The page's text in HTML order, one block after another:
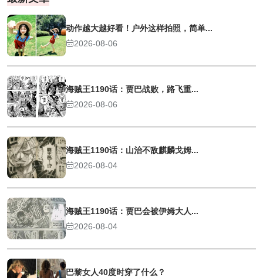
动作越大越好看！户外这样拍照，简单...
2026-08-06
海贼王1190话：贾巴战败，路飞重...
2026-08-06
海贼王1190话：山治不敌麒麟戈姆...
2026-08-04
海贼王1190话：贾巴会被伊姆大人...
2026-08-04
巴黎女人40度时穿了什么？